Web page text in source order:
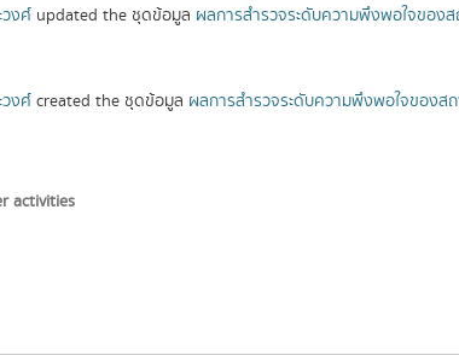
งศ์ updated the ชุดข้อมูล ผลการสำรวจระดับความพึงพอใจของ
งศ์ created the ชุดข้อมูล ผลการสำรวจระดับความพึงพอใจของส
activities